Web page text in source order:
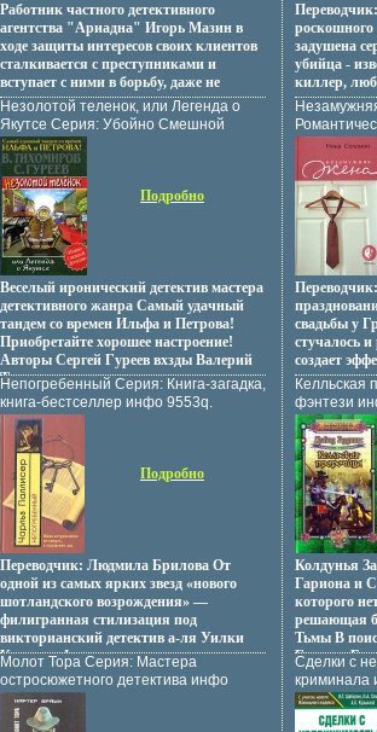
Работник частного детективного
агентства "Ариадна" Игорь Мазин в
ходе защиты интересов своих клиентов
сталкивается с преступниками и
вступает с ними в борьбу, даже не
подозревая, к чему это приведетващзр
Содержание Давняя история c 5-208
Остановка c 209-394 Вертеп c 395-636
Автор Павел Шестаков.
Незолотой теленок, или Легенда о
Якутсе Серия: Убойно Смешной
Детектив инфо 4788p.
Подробно
Веселый иронический детектив мастера
детективного жанра Самый удачный
тандем со времен Ильфа и Петрова!
Приобретайте хорошее настроение!
Авторы Сергей Гуреев вхзды Валерий
Тихомиров.
Непогребенный Серия: Книга-загадка,
книга-бестселлер инфо 9553q.
Подробно
Переводчик: Людмила Брилова От
одной из самых ярких звезд «нового
шотландского возрождения» —
филигранная стилизация под
викторианский детектив а-ля Уилки
Коллинз Фокусом повествования,
разворачивающевачтъгося в конце XIX
в, но с множеством экскурсов как в
XVII, так и в IX вв, выступает
исполинский готический собор,
Молот Тора Серия: Мастера
остросюжетного детектива инфо
13668t.
роскошного
задушена
убийца -
киллер,
жизни, за
гоняются
нью-
убийцу, но,
первый
этого мало
замешан
конечном
ее мужу
Roberts
любовных и
родилась 10
Силвер
настоящее
Робертсон
Норы
свадьбы у
стучалось
создает
галстук на
рубашки в
на двоих
- но где же
жизнь
интрига
Solomon.
Келльская
фэнтези
Колдунья
Гариона и
которого
решающая
Тьмы В
Гарион,
Перивон - в
короля
преодолеть
Сделки с
криминала
партнеров